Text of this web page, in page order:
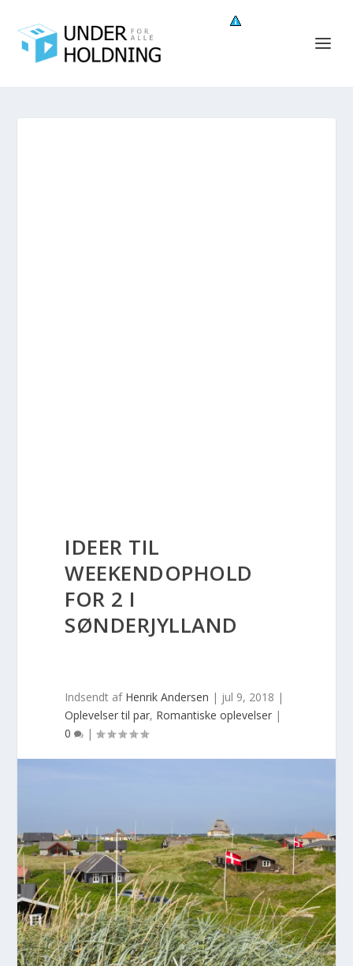
IDEER TIL
WEEKENDOPHOLD
FOR 2 I
SØNDERJYLLAND
Indsendt af Henrik Andersen | jul 9, 2018 |
Oplevelser til par, Romantiske oplevelser |
0
|